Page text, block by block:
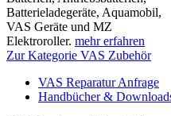
Batterieladegeräte, Aquamobil,
VAS Geräte und MZ
Elektroroller. mehr erfahren
Zur Kategorie VAS Zubehör
VAS Reparatur Anfrage
Handbücher &